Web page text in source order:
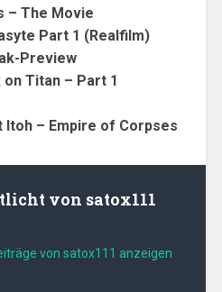
– The Movie
Part 1 (Realfilm)
Preview
Titan – Part 1
Itoh – Empire of Corpses
von satox111
von satox111 anzeigen